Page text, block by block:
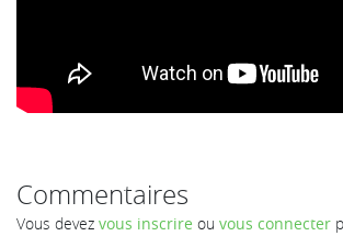
Commentaires
Vous devez vous inscrire ou vous connecter